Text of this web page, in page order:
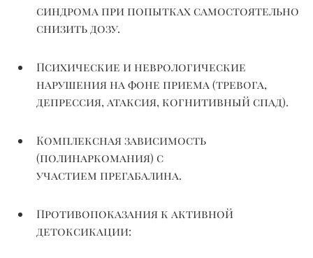
синдрома при попытках самостоятельно
снизить дозу.
Психические и неврологические
нарушения на фоне приема (тревога,
депрессия, атаксия, когнитивный спад).
Комплексная зависимость
(полинаркомания) с
участием прегабалина.
Противопоказания к активной
детоксикации: